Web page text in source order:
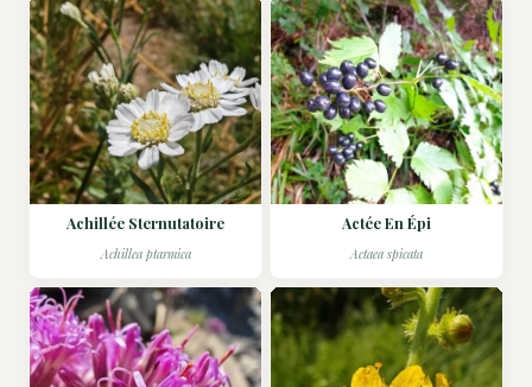
Achillée Sternutatoire
Achillea ptarmica
Actée En Épi
Actaea spicata